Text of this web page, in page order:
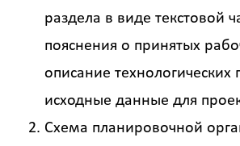
раздела в виде текстовой
пояснения о принятых
описание технологических
исходные данные для
Схема планировочной